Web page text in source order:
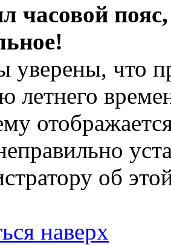
часовой
уверены, что
летнего
об
наверх